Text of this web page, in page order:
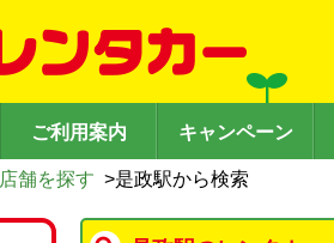
ご利用案内 キャンペーン
店舗を探す >是政駅から検索